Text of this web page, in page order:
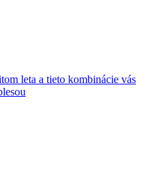
leta a tieto kombinácie vás